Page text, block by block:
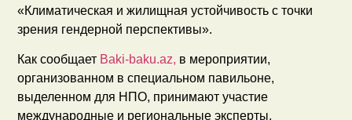
«Климатическая и жилищная устойчивость с точки
зрения гендерной перспективы».
Как сообщает Baki-baku.az, в мероприятии,
организованном в специальном павильоне,
выделенном для НПО, принимают участие
международные и региональные эксперты,